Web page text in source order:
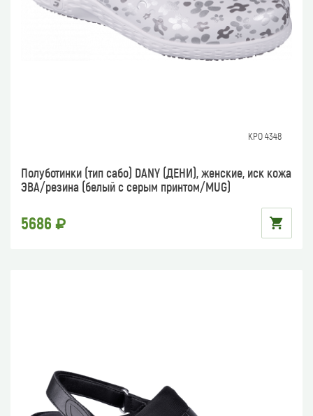
КРО 4348
Полуботинки (тип сабо) DANY (ДЕНИ), женские, иск кожа
ЭВА/резина (белый с серым принтом/MUG)
5686